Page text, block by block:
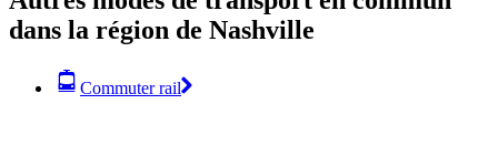
dans la région de Nashville
Commuter rail